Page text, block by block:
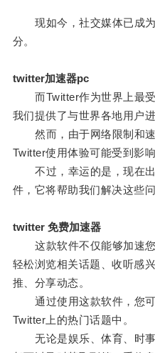
现如今，社交媒体已成为
分。
twitter加速器pc
而Twitter作为世界上最受
我们提供了与世界各地用户
然而，由于网络限制和速
Twitter使用体验可能受到影响
不过，幸运的是，现在出
件，它将帮助我们解决这些问
twitter 免费加速器
这款软件不仅能够加速您
轻松浏览相关话题、收听感
推、分享动态。
通过使用这款软件，您可
Twitter上的热门话题中。
无论是娱乐、体育、时事